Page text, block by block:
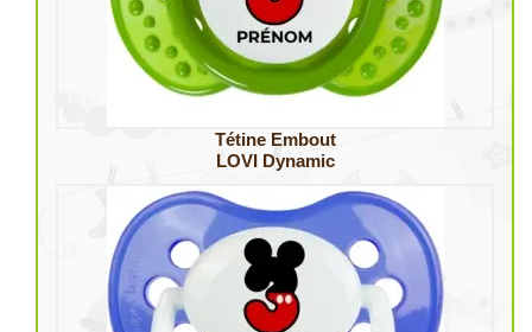
Tétine Embout
LOVI Dynamic